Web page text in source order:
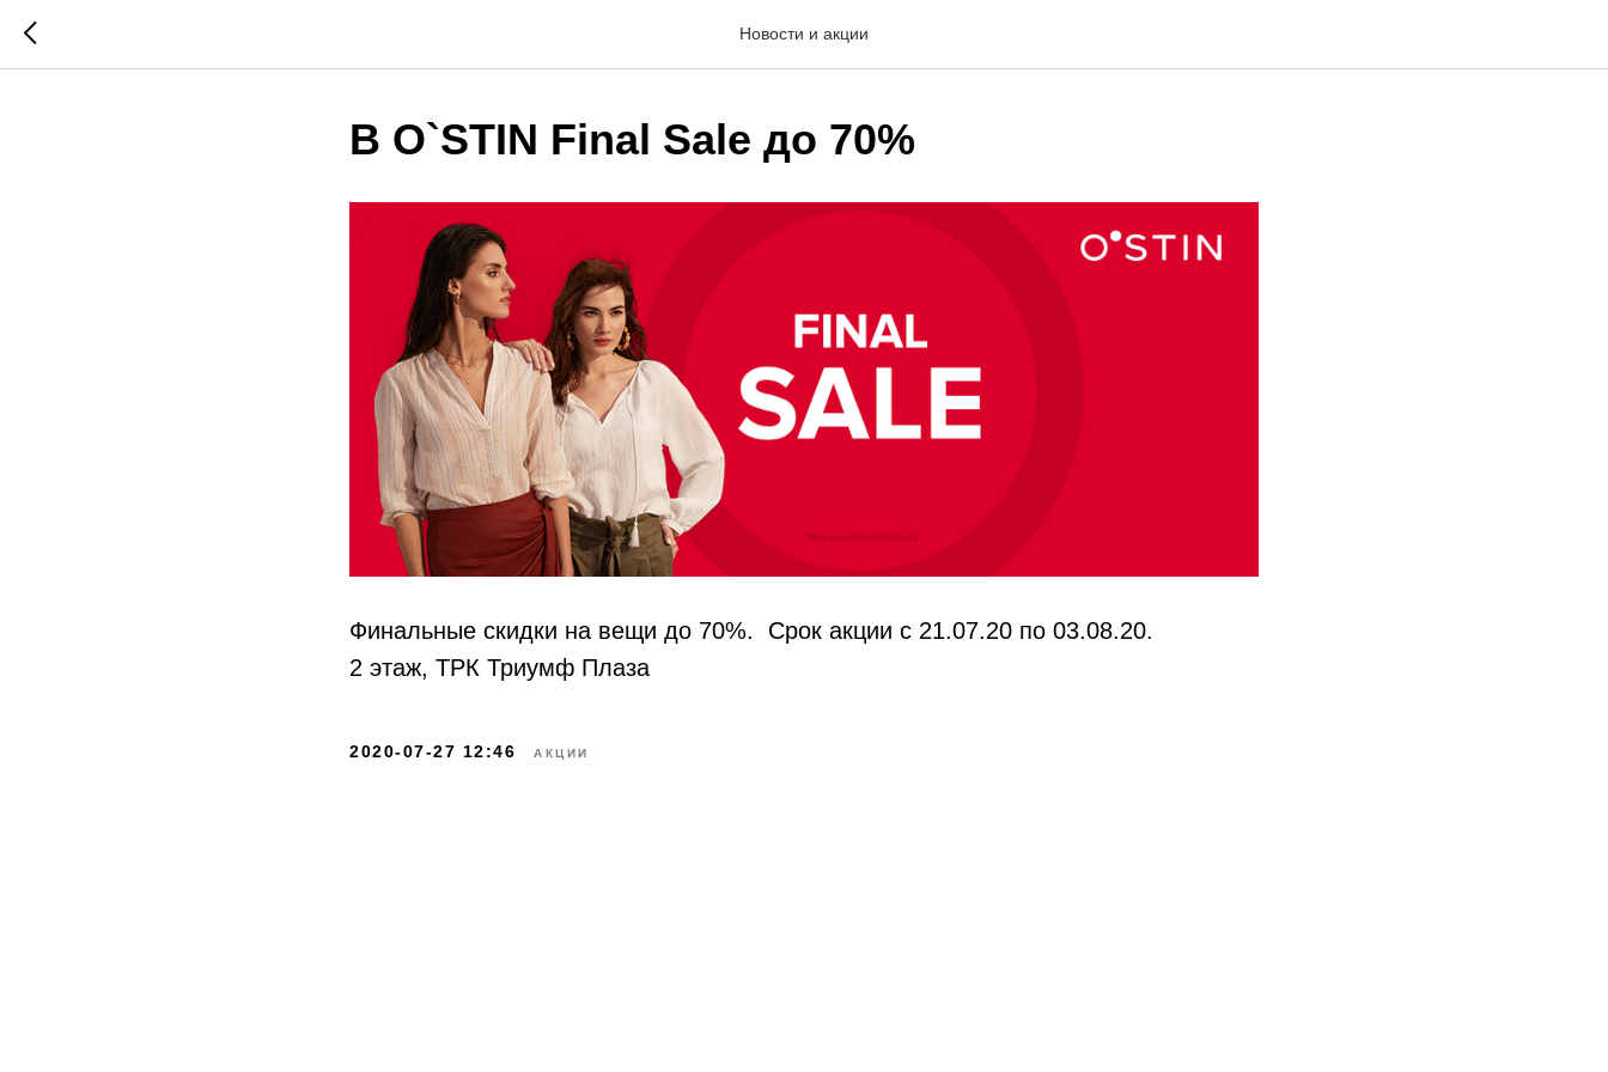
Новости и акции
В O`STIN Final Sale до 70%
Финальные скидки на вещи до 70%. Срок акции с 21.07.20 по 03.08.20.
2 этаж, ТРК Триумф Плаза
2020-07-27 12:46 АКЦИИ